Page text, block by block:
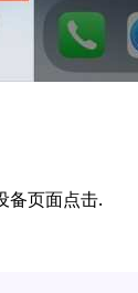
备页面点击.